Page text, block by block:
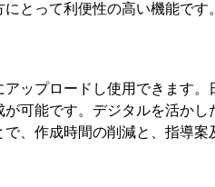
とって利便性の高い機能です。
ップロードし使用できます
可能です。デジタルを活かし
、作成時間の削減と、指導案